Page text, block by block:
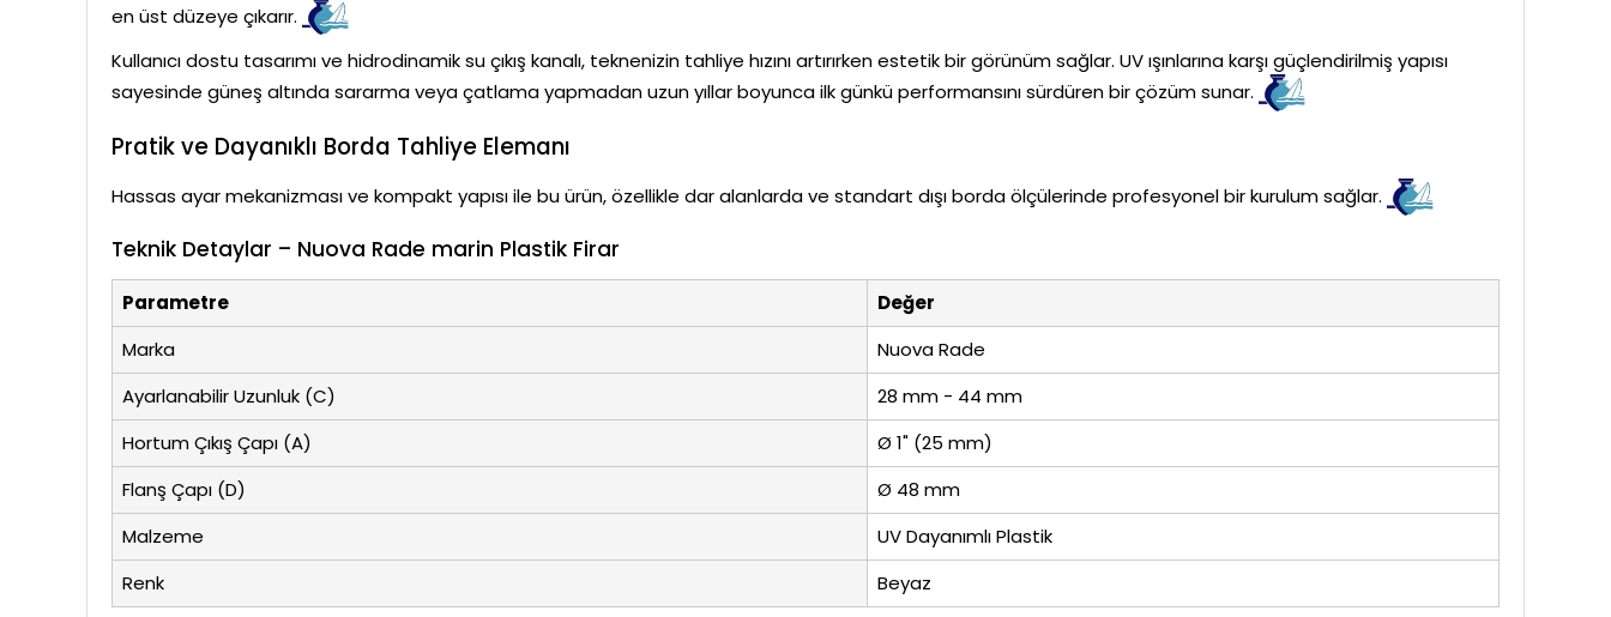
en üst düzeye çıkarır.
Kullanıcı dostu tasarımı ve hidrodinamik su çıkış kanalı, teknenizin tahliye hızını artırırken estetik bir görünüm sağlar. UV ışınlarına karşı güçlendirilmiş yapısı
sayesinde güneş altında sararma veya çatlama yapmadan uzun yıllar boyunca ilk günkü performansını sürdüren bir çözüm sunar.
Pratik ve Dayanıklı Borda Tahliye Elemanı
Hassas ayar mekanizması ve kompakt yapısı ile bu ürün, özellikle dar alanlarda ve standart dışı borda ölçülerinde profesyonel bir kurulum sağlar.
Teknik Detaylar – Nuova Rade marin Plastik Firar
Parametre
Değer
Marka
Nuova Rade
Ayarlanabilir Uzunluk (C)
28 mm - 44 mm
Hortum Çıkış Çapı (A)
Ø 1" (25 mm)
Flanş Çapı (D)
Ø 48 mm
Malzeme
UV Dayanımlı Plastik
Renk
Beyaz